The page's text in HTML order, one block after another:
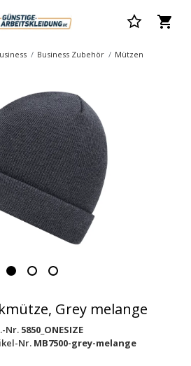
Business Zubehör Mützen
Grey melange
Nr. 5850_ONESIZE
Nr. MB7500-grey-melange